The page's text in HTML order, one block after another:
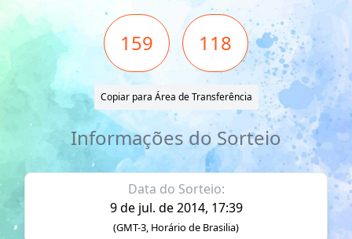
159 118
Copiar para Área de Transferência
Informações do Sorteio
Data do Sorteio:
9 de jul. de 2014, 17:39
(GMT-3, Horário de Brasilia)